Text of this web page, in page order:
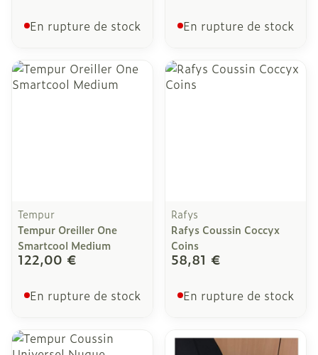
En rupture de stock En rupture de stock
Tempur
Tempur Oreiller One
Smartcool Medium
122,00 €
En rupture de stock
Rafys
Rafys Coussin Coccyx
Coins
58,81 €
En rupture de stock